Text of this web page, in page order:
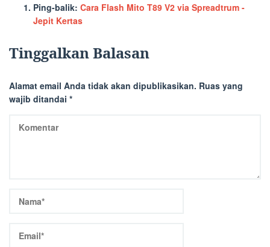
Ping-balik: Cara Flash Mito T89 V2 via Spreadtrum -
Jepit Kertas
Tinggalkan Balasan
Alamat email Anda tidak akan dipublikasikan. Ruas yang
wajib ditandai *